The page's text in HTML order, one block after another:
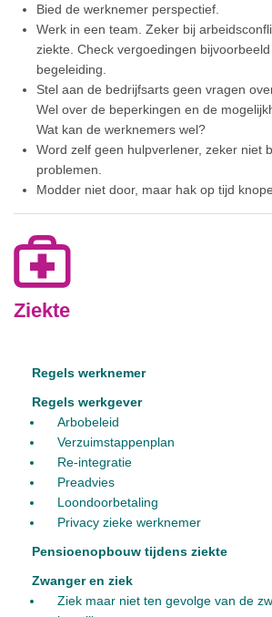
Ziekte
Regels werknemer
Regels werkgever
Arbobeleid
Verzuimstappenplan
Re-integratie
Preadvies
Loondoorbetaling
Privacy zieke werknemer
Pensioenopbouw tijdens ziekte
Zwanger en ziek
Ziek maar niet ten gevolge van de
Bied de werknemer perspectief.
Werk in een team. Zeker bij
ziekte. Check vergoedingen
begeleiding.
Stel aan de bedrijfsarts geen vragen
Wel over de beperkingen en de
Wat kan de werknemers wel?
Word zelf geen hulpverlener, zeker niet
problemen.
Modder niet door, maar hak op tijd